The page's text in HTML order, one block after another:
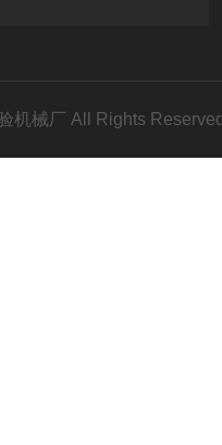
机械厂 All Rights